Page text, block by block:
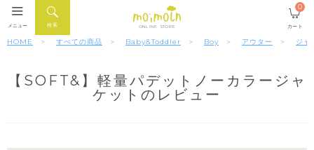
ONLINE STORE
検索
メニュー カート
0
HOME すべての商品 Baby&Toddler Boy アウター ジャ
【SOFT&】軽量パデットノーカラージャ
ケットのレビュー